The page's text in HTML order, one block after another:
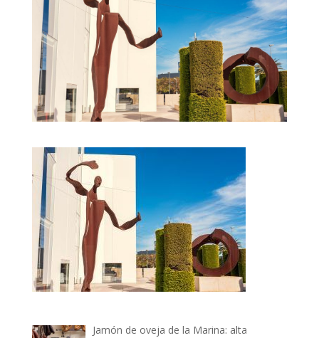
Jamón de oveja de la Marina: alta